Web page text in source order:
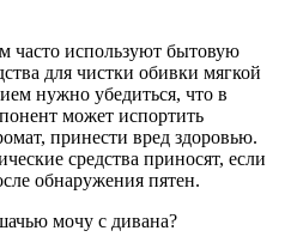
часто используют бытовую
для чистки обивки мягкой
нужно убедиться, что в
может испортить
принести вред здоровью.
средства приносят, если
обнаружения пятен.
мочу с дивана?